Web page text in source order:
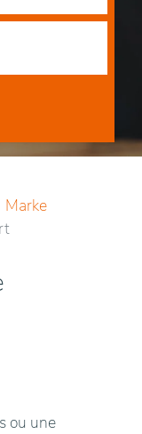
Marke
ou une